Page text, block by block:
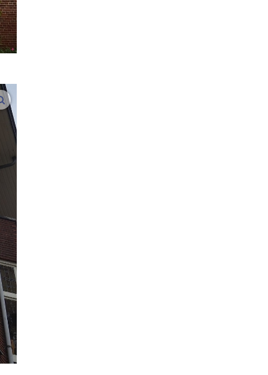
vergroot afbeeldingen